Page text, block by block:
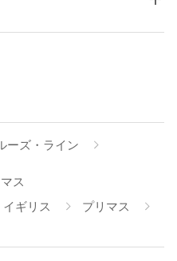
ーズ・ライン
ス
イギリス
プリマス